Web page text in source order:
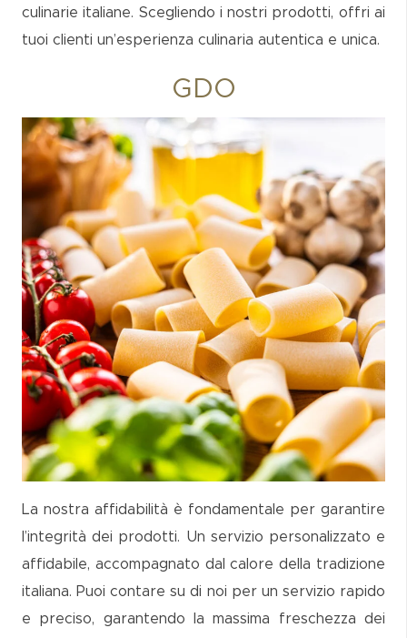
culinarie italiane. Scegliendo i nostri prodotti, offri ai
tuoi clienti un’esperienza culinaria autentica e unica.
GDO
La nostra affidabilità è fondamentale per garantire
l’integrità dei prodotti. Un servizio personalizzato e
affidabile, accompagnato dal calore della tradizione
italiana. Puoi contare su di noi per un servizio rapido
e preciso, garantendo la massima freschezza dei